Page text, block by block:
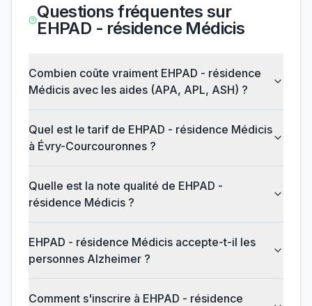
Questions fréquentes sur
EHPAD - résidence Médicis
Combien coûte vraiment EHPAD - résidence
Médicis avec les aides (APA, APL, ASH) ?
Quel est le tarif de EHPAD - résidence Médicis
à Évry-Courcouronnes ?
Quelle est la note qualité de EHPAD -
résidence Médicis ?
EHPAD - résidence Médicis accepte-t-il les
personnes Alzheimer ?
Comment s'inscrire à EHPAD - résidence